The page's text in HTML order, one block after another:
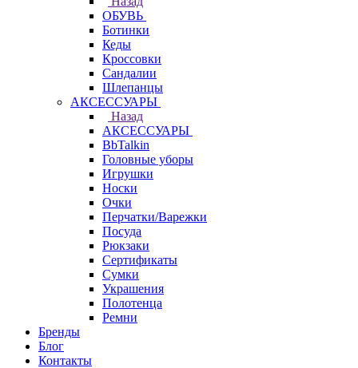
ОБУВЬ
Ботинки
Кеды
Кроссовки
Сандалии
Шлепанцы
АКСЕССУАРЫ
Назад
АКСЕССУАРЫ
BbTalkin
Головные уборы
Игрушки
Носки
Очки
Перчатки/Варежки
Посуда
Рюкзаки
Сертификаты
Сумки
Украшения
Полотенца
Ремни
Бренды
Блог
Контакты